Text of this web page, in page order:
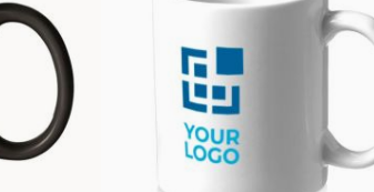
laquée brillante du logo ou du design
des images couleur très vives
instantané grâce à la technologie UV
très bien pour les campagnes festives